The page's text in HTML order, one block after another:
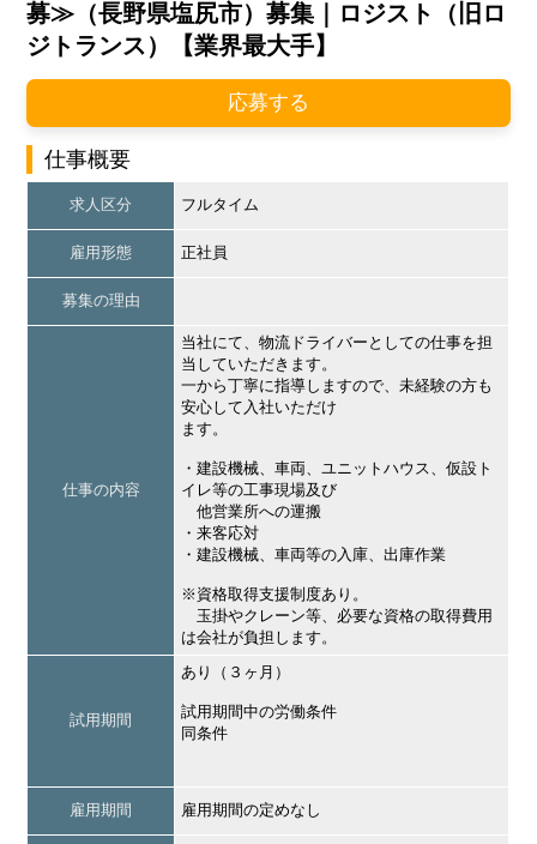
募≫（長野県塩尻市）募集｜ロジスト（旧ロ
ジトランス）【業界最大手】
応募する
仕事概要
求人区分 フルタイム
雇用形態 正社員
募集の理由
仕事の内容
当社にて、物流ドライバーとしての仕事を担
当していただきます。
一から丁寧に指導しますので、未経験の方も
安心して入社いただけ
ます。
・建設機械、車両、ユニットハウス、仮設ト
イレ等の工事現場及び
他営業所への運搬
・来客応対
・建設機械、車両等の入庫、出庫作業
※資格取得支援制度あり。
玉掛やクレーン等、必要な資格の取得費用
は会社が負担します。
試用期間
あり（３ヶ月）
試用期間中の労働条件
同条件
雇用期間 雇用期間の定めなし